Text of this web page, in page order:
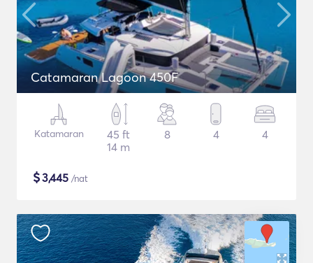
Catamaran Lagoon 450F
Katamaran
45 ft
14 m
8 4 4
$3,445 /nat